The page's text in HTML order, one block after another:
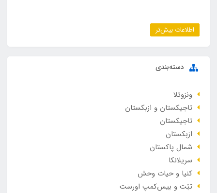
اطلاعات بیش‌تر
دسته‌بندی
ونزوئلا
تاجیکستان و ازبکستان
تاجیکستان
ازبکستان
شمال پاکستان
سریلانکا
کنیا و حیات وحش
تبّت و بیس‌کمپ اورست